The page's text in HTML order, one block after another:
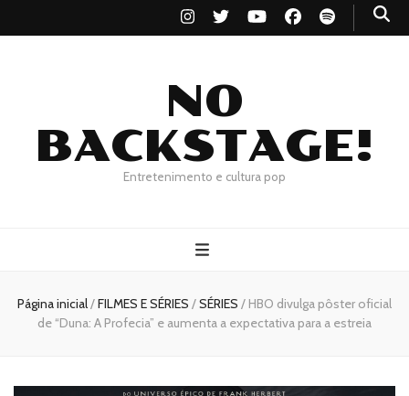
NO
BACKSTAGE!
Entretenimento e cultura pop
Página inicial/FILMES E SÉRIES /SÉRIES / HBO divulga pôster oficial
de “Duna: A Profecia” e aumenta a expectativa para a estreia